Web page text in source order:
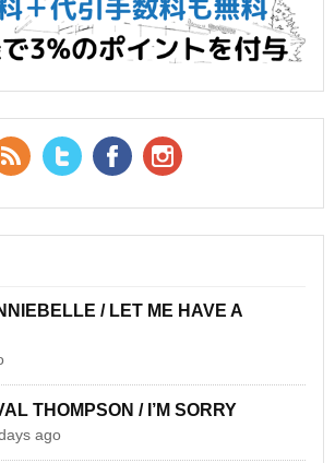
RSS Feed
Twitter Facebook
/ LET ME HAVE A
THOMPSON / I’M SORRY
ago